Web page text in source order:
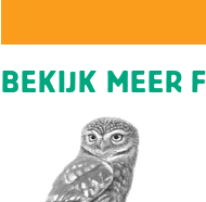
BEKIJK MEER